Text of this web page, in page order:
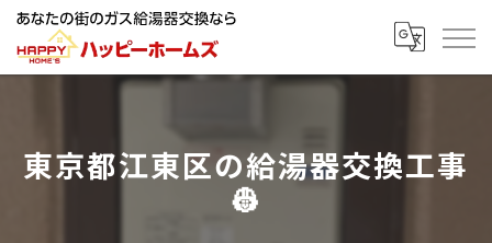
東京都江東区の給湯器交換工事
👷